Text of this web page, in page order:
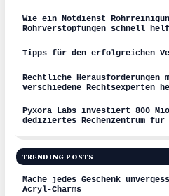
Wie ein Notdienst
Rohrverstopfungen schnell
Tipps für den erfolgreichen
Rechtliche Herausforderungen
verschiedene Rechtsexperten
Pyxora Labs investiert 800
dediziertes Rechenzentrum für
TRENDING POSTS
Mache jedes Geschenk
Acryl-Charms